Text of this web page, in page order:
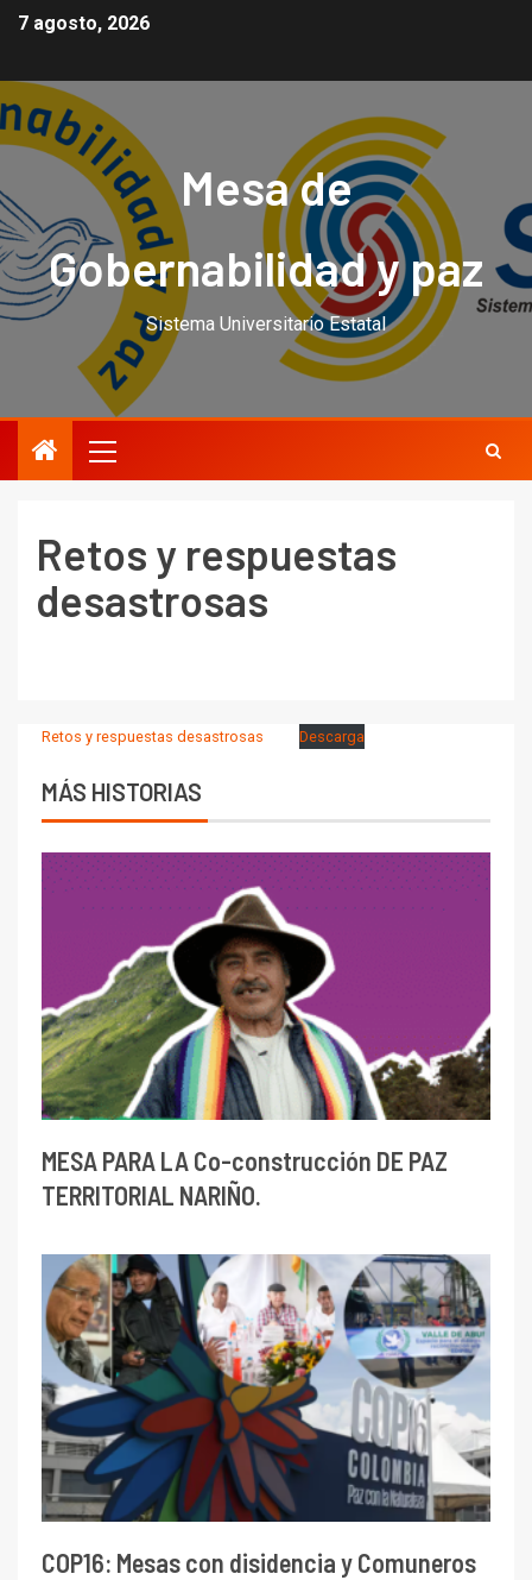
7 agosto, 2026
Mesa de
Gobernabilidad y paz
Sistema Universitario Estatal
Retos y respuestas
desastrosas
Retos y respuestas desastrosas Descarga
MÁS HISTORIAS
MESA PARA LA Co-construcción DE PAZ
TERRITORIAL NARIÑO.
COP16: Mesas con disidencia y Comuneros